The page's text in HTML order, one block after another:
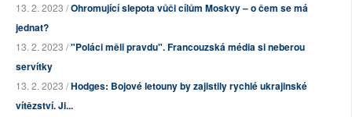
13. 2. 2023 /Ohromující slepota vůči cílům Moskvy – o čem se má
jednat?
13. 2. 2023 /"Poláci měli pravdu". Francouzská média si neberou
servítky
13. 2. 2023 /Hodges: Bojové letouny by zajistily rychlé ukrajinské
vítězství. Ji...